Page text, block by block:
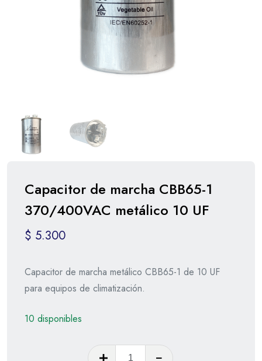
Capacitor de marcha CBB65-1
370/400VAC metálico 10 UF
$ 5.300
Capacitor de marcha metálico CBB65-1 de 10 UF
para equipos de climatización.
10 disponibles